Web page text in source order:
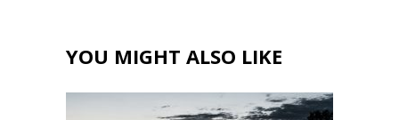
YOU MIGHT ALSO LIKE